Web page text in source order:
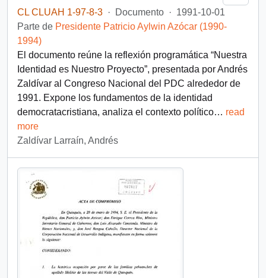
CL CLUAH 1-97-8-3 · Documento · 1991-10-01
Parte de Presidente Patricio Aylwin Azócar (1990-
1994)
El documento reúne la reflexión programática “Nuestra
Identidad es Nuestro Proyecto”, presentada por Andrés
Zaldívar al Congreso Nacional del PDC alrededor de
1991. Expone los fundamentos de la identidad
democratacristiana, analiza el contexto político… read
more
Zaldívar Larraín, Andrés